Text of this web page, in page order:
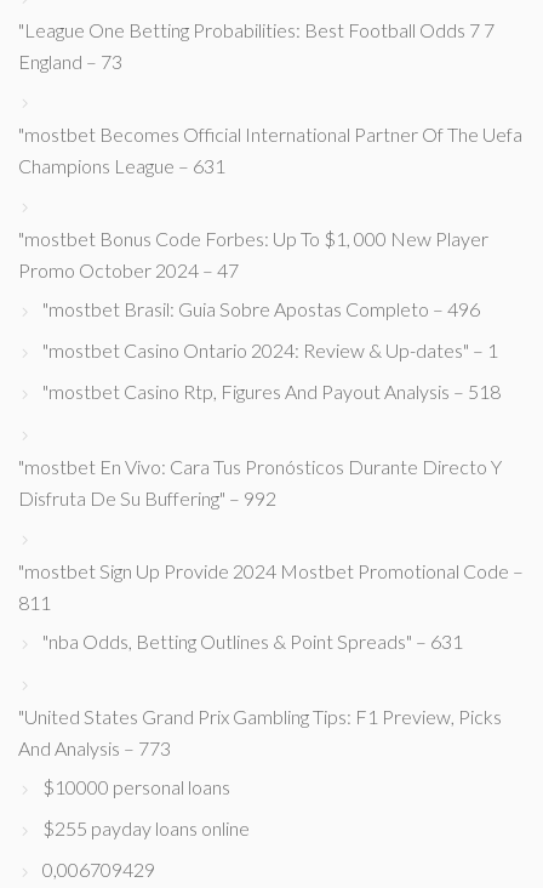
"League One Betting Probabilities: Best Football Odds 7 7
England – 73
"mostbet Becomes Official International Partner Of The Uefa
Champions League – 631
"mostbet Bonus Code Forbes: Up To $1, 000 New Player
Promo October 2024 – 47
"mostbet Brasil: Guia Sobre Apostas Completo – 496
"mostbet Casino Ontario 2024: Review & Up-dates" – 1
"mostbet Casino Rtp, Figures And Payout Analysis – 518
"mostbet En Vivo: Cara Tus Pronósticos Durante Directo Y
Disfruta De Su Buffering" – 992
"mostbet Sign Up Provide 2024 Mostbet Promotional Code –
811
"nba Odds, Betting Outlines & Point Spreads" – 631
"United States Grand Prix Gambling Tips: F1 Preview, Picks
And Analysis – 773
$10000 personal loans
$255 payday loans online
0,006709429